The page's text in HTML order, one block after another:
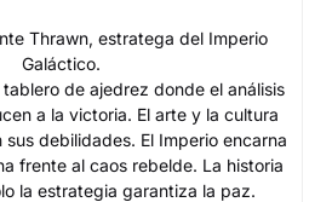
Thrawn, estratega del Imperio
Galáctico.
de ajedrez donde el análisis
a la victoria. El arte y la cultura
debilidades. El Imperio encarna
frente al caos rebelde. La historia
la estrategia garantiza la paz.